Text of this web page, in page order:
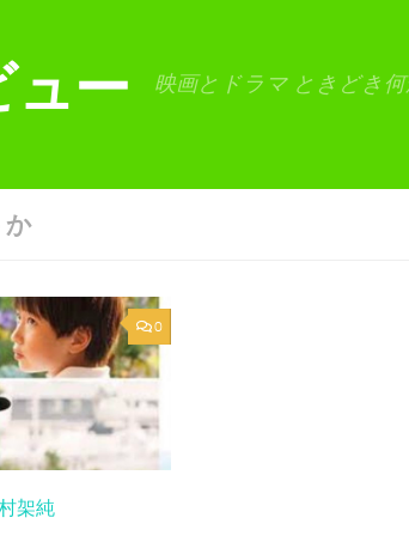
ュー 映画とドラマ ときどき
か
0
架純